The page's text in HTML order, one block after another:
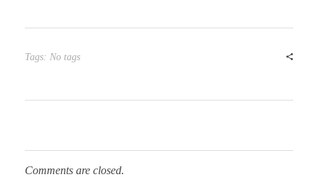
Tags: No tags
Comments are closed.